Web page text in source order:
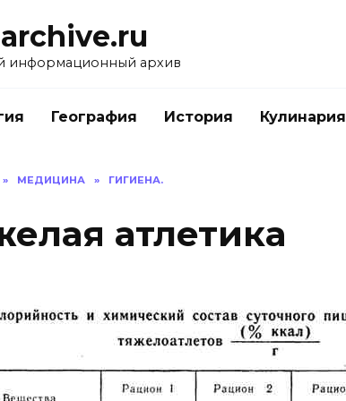
информационный архив
География История Кулинария
» МЕДИЦИНА » ГИГИЕНА.
атлетика